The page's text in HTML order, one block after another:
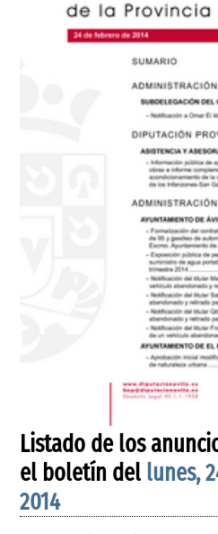
Listado de los
el boletín del lunes,
2014